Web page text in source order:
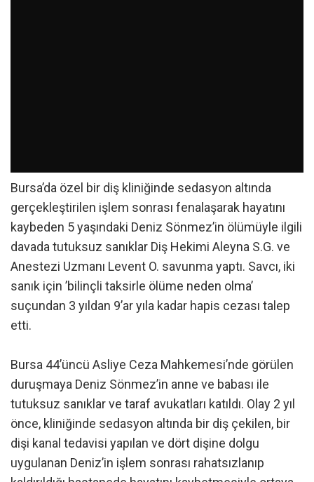
Bursa’da özel bir diş kliniğinde sedasyon altında
gerçekleştirilen işlem sonrası fenalaşarak hayatını
kaybeden 5 yaşındaki Deniz Sönmez’in ölümüyle ilgili
davada tutuksuz sanıklar Diş Hekimi Aleyna S.G. ve
Anestezi Uzmanı Levent O. savunma yaptı. Savcı, iki
sanık için ’bilinçli taksirle ölüme neden olma’
suçundan 3 yıldan 9’ar yıla kadar hapis cezası talep
etti.
Bursa 44’üncü Asliye Ceza Mahkemesi’nde görülen
duruşmaya Deniz Sönmez’in anne ve babası ile
tutuksuz sanıklar ve taraf avukatları katıldı. Olay 2 yıl
önce, kliniğinde sedasyon altında bir diş çekilen, bir
dişi kanal tedavisi yapılan ve dört dişine dolgu
uygulanan Deniz’in işlem sonrası rahatsızlanıp